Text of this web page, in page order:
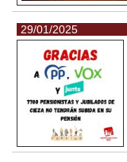
29/01/2025